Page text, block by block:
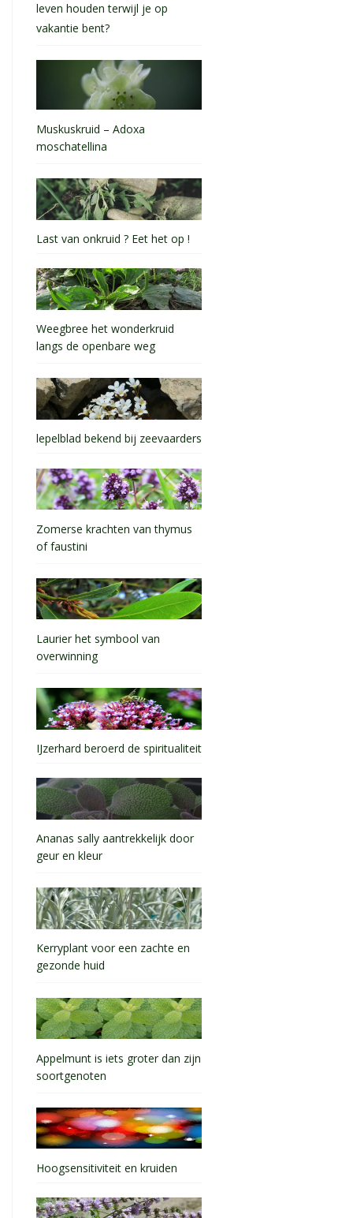
leven houden terwijl je op
vakantie bent?
Muskuskruid – Adoxa
moschatellina
Last van onkruid ? Eet het op !
Weegbree het wonderkruid
langs de openbare weg
lepelblad bekend bij zeevaarders
Zomerse krachten van thymus
of faustini
Laurier het symbool van
overwinning
IJzerhard beroerd de spiritualiteit
Ananas sally aantrekkelijk door
geur en kleur
Kerryplant voor een zachte en
gezonde huid
Appelmunt is iets groter dan zijn
soortgenoten
Hoogsensitiviteit en kruiden